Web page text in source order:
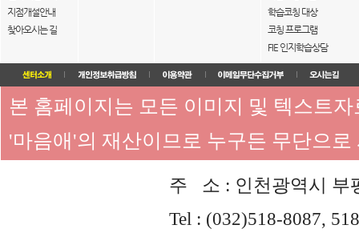
지점개설안내
찾아오시는 길
학습코칭 대상
코칭 프로그램
FIE 인지학습상담
본 홈페이지는 모든 이미지 및 텍스트
'마음애'의 재산이므로 누구든 무단으
주 소 : 인천광역시 부
Tel : (032)518-8087,